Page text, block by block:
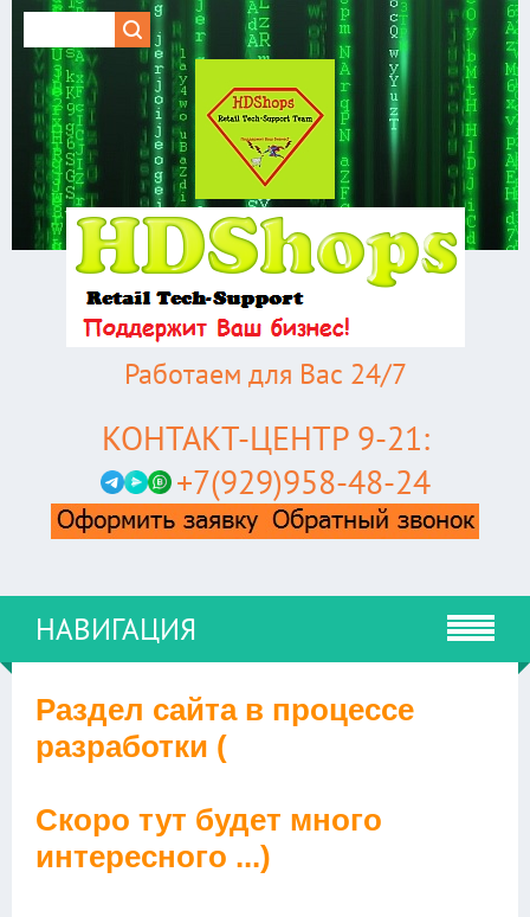
Работаем для Вас 24/7
КОНТАКТ-ЦЕНТР 9-21:
+7(929)958-48-24
НАВИГАЦИЯ
Раздел сайта в процессе
разработки (
Скоро тут будет много
интересного ...)